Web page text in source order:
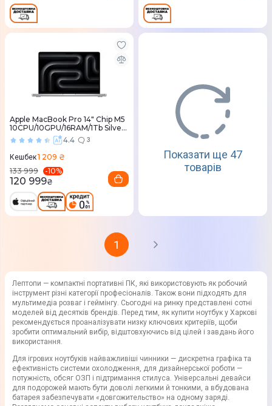
Apple MacBook Pro 14" Chip M5
10CPU/10GPU/16RAM/1Tb Silver
(MDE54) 20254.4 3
Кешбек1 209 ₴
133 999
-10%
120 999₴
Показати ще 47
товарів
1
Лептопи — компактні портативні ПК, які використовують як робочий
інструмент різні категорії професіоналів. Також вони підходять для
мультимедіа розваг і геймінгу. Сьогодні на ринку представлені сотні
моделей від десятків брендів. Перед тим, як купити ноутбук у Харкові
рекомендується проаналізувати низку ключових критеріїв, щоби
зробити оптимальний вибір, відштовхуючись від цілей і завдань його
використання.
Для ігрових ноутбуків найважливіші чинники — дискретна графіка та
ефективність системи охолодження, для дизайнерської роботи —
потужність, обсяг ОЗП і підтримання стилуса. Універсальні девайси
для подорожей мають бути доволі легкими й тонкими, а вбудована
батарея забезпечувати «довгожительство» на одному заряді.